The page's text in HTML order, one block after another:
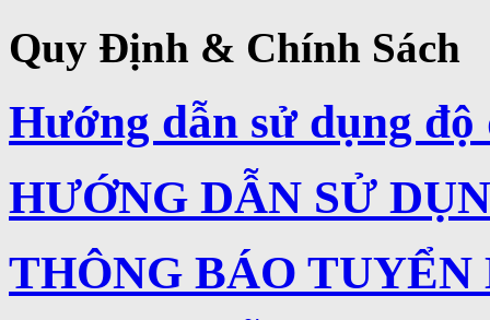
Quy Định & Chính Sách
Hướng dẫn sử dụng
HƯỚNG DẪN SỬ
THÔNG BÁO TUYỂN